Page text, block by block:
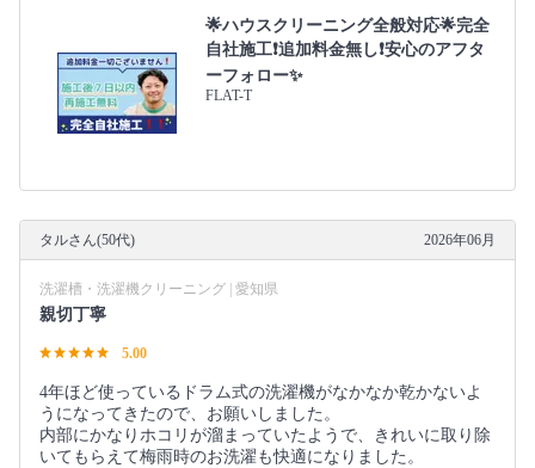
🌟ハウスクリーニング全般対応🌟完全
自社施工❗️追加料金無し❗️安心のアフタ
ーフォロー✨
FLAT-T
タルさん(50代) 2026年06月
洗濯槽・洗濯機クリーニング | 愛知県
親切丁寧
5.00
4年ほど使っているドラム式の洗濯機がなかなか乾かないよ
うになってきたので、お願いしました。
内部にかなりホコリが溜まっていたようで、きれいに取り除
いてもらえて梅雨時のお洗濯も快適になりました。